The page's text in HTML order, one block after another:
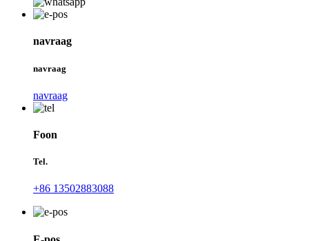
navraag
navraag
navraag
Foon
Tel.
+86 13502883088